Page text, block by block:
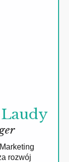
rozwój